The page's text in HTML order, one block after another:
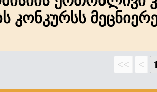
კონკურსს
<< <